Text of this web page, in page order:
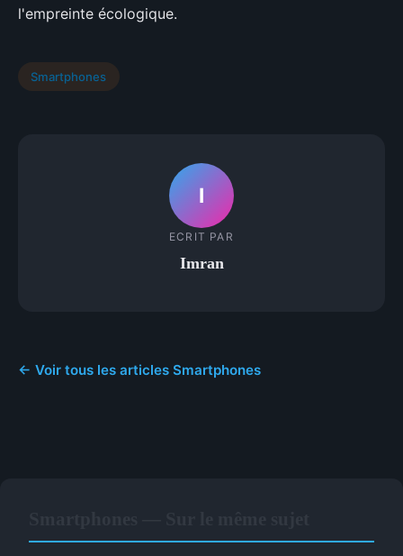
l'empreinte écologique.
Smartphones
I
ECRIT PAR
Imran
← Voir tous les articles Smartphones